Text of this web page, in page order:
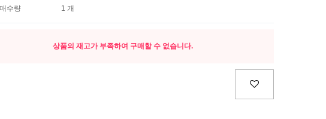
수량
1 개
상품의 재고가 부족하여 구매할 수 없습니다.